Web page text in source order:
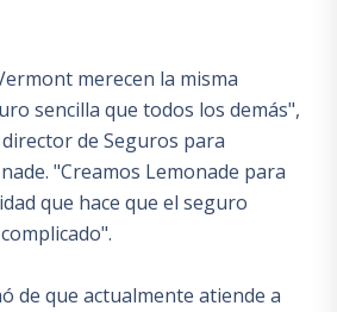
merecen la misma
sencilla que todos los demás",
de Seguros para
"Creamos Lemonade para
que hace que el seguro
de que actualmente atiende a